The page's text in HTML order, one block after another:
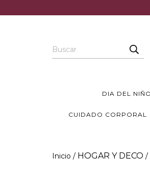
DIA DEL NIÑO
CUIDADO CORPORAL
Inicio / HOGAR Y DECO /